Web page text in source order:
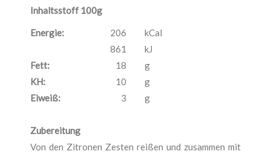
Inhaltsstoff 100g
Energie: 206
kCal
861
kJ
Fett:
18
g
KH:
10
g
Eiweiß:
3 g
Zubereitung
Von den Zitronen Zesten reißen und zusammen mit